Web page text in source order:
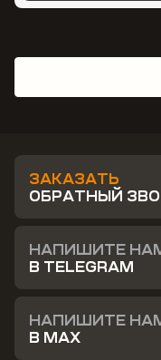
ЗАКАЗАТЬ
ОБРАТНЫЙ
НАПИШИТЕ
В TELEGRAM
НАПИШИТЕ
В MAX